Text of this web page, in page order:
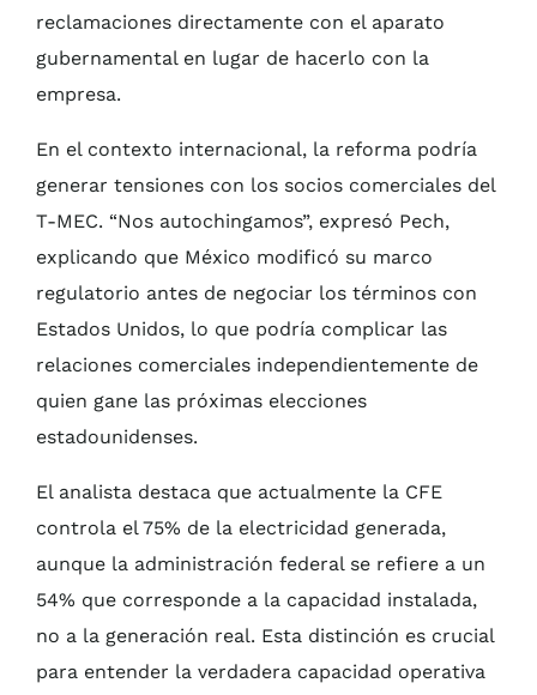
reclamaciones directamente con el aparato
gubernamental en lugar de hacerlo con la
empresa.
En el contexto internacional, la reforma podría
generar tensiones con los socios comerciales del
T-MEC. “Nos autochingamos”, expresó Pech,
explicando que México modificó su marco
regulatorio antes de negociar los términos con
Estados Unidos, lo que podría complicar las
relaciones comerciales independientemente de
quien gane las próximas elecciones
estadounidenses.
El analista destaca que actualmente la CFE
controla el 75% de la electricidad generada,
aunque la administración federal se refiere a un
54% que corresponde a la capacidad instalada,
no a la generación real. Esta distinción es crucial
para entender la verdadera capacidad operativa